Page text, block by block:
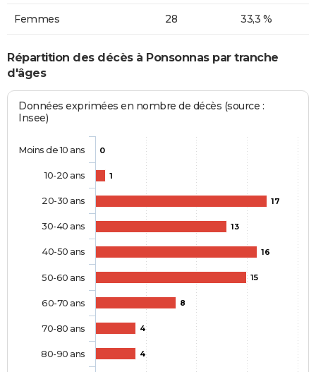
Femmes 28 33,3 %
Répartition des décès à Ponsonnas par tranche
d'âges
Données exprimées en nombre de décès (source :
Insee)
0
1
17
13
16
15
8
4
4
Moins de 10 ans
10-20 ans
20-30 ans
30-40 ans
40-50 ans
50-60 ans
60-70 ans
70-80 ans
80-90 ans